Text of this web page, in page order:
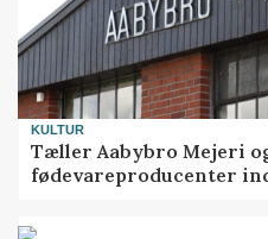
KULTUR
Tæller Aabybro Mejeri
fødevareproducenter